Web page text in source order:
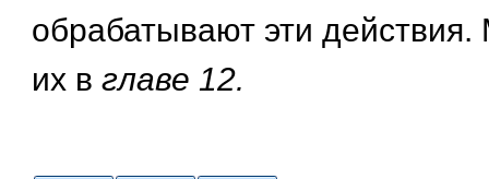
обрабатывают эти
их в главе 12.